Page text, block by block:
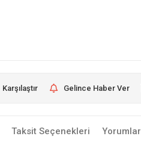
Karşılaştır Gelince Haber Ver
Taksit Seçenekleri Yorumlar